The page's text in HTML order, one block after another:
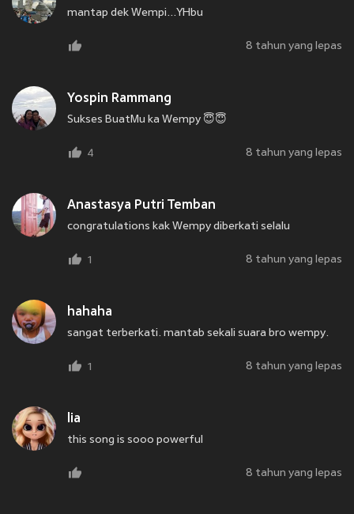
mantap dek Wempi...YHbu
8 tahun yang lepas
Yospin Rammang
Sukses BuatMu ka Wempy 😇😇
4 8 tahun yang lepas
Anastasya Putri Temban
congratulations kak Wempy diberkati selalu
1 8 tahun yang lepas
hahaha
sangat terberkati. mantab sekali suara bro wempy.
1 8 tahun yang lepas
lia
this song is sooo powerful
8 tahun yang lepas